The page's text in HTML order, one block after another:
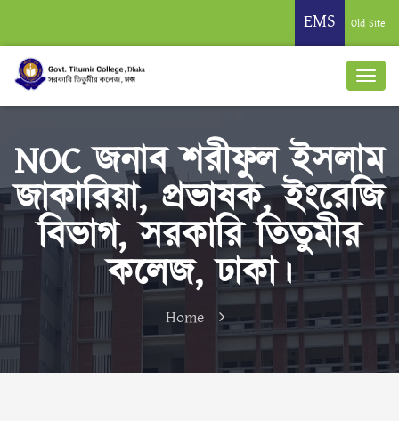
EMS Old Site
NOC জনাব শরীফুল ইসলাম
জাকারিয়া, প্রভাষক, ইংরেজি
বিভাগ, সরকারি তিতুমীর
কলেজ, ঢাকা।
Home